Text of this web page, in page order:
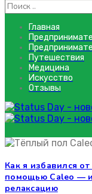
Главная
Путешествия
Медицина
Искусство
Отзывы
устранение
Как я избавился
помощью Caleo —
релаксацию